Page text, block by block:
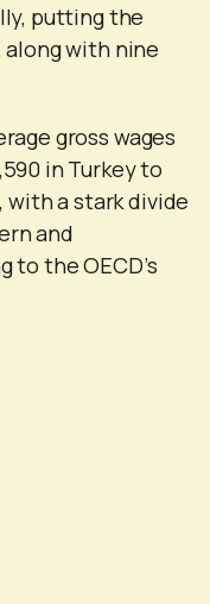
putting the
along with nine
gross wages
in Turkey to
with a stark divide
and
to the OECD’s